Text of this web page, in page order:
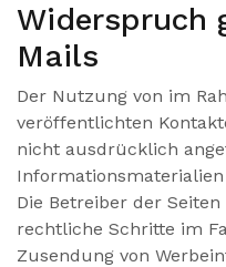
Widerspruch
Mails
Der Nutzung von im
veröffentlichten
nicht ausdrücklich
Die Betreiber der
rechtliche Schritte im
Zusendung von